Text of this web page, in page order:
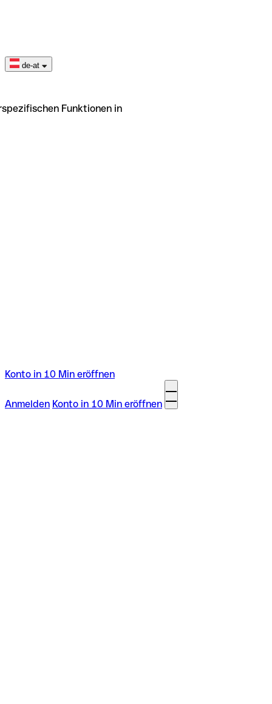
de-at
Funktionen in
Konto in 10 Min eröffnen
Anmelden Konto in 10 Min eröffnen